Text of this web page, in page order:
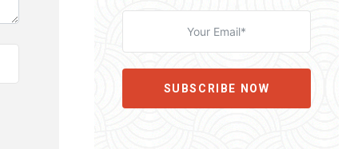
SUBSCRIBE NOW